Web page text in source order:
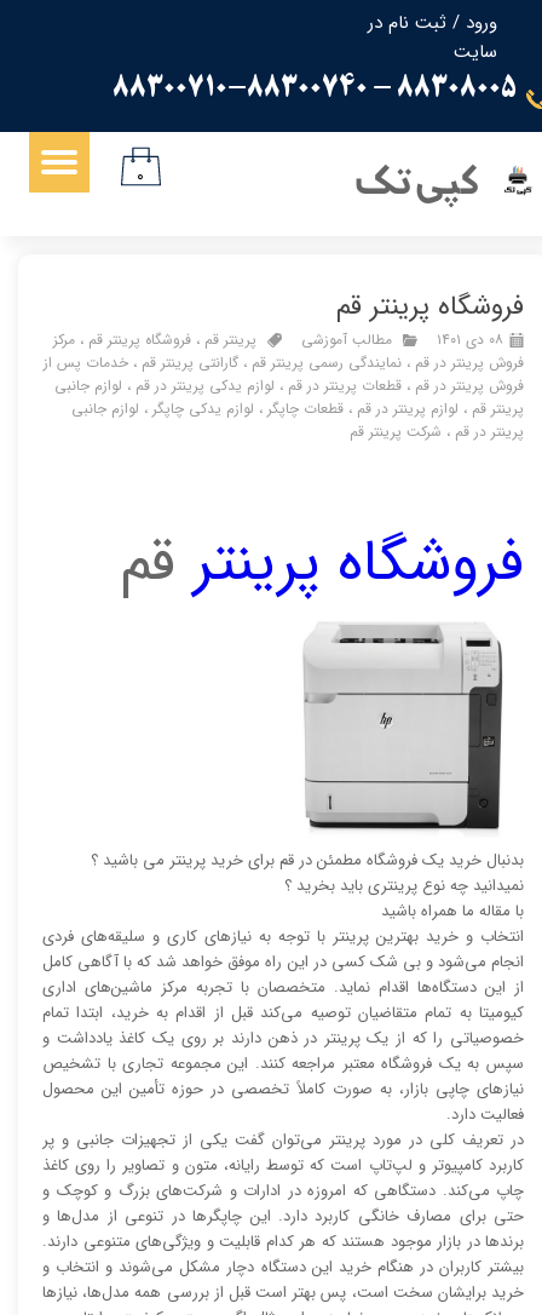
ورود / ثبت نام در
سایت
حساب کاربری من
تغییر گذر واژه
سفارشات
88308005 - 88300710-88300740
کپی تک ۰
فروشگاه پرینتر قم
۰۸ دی ۱۴۰۱ مطالب آموزشی پرینتر قم ، فروشگاه پرینتر قم ، مرکز
فروش پرینتر در قم ، نمایندگی رسمی پرینتر قم ، گارانتی پرینتر قم ، خدمات پس از
فروش پرینتر در قم ، قطعات پرینتر در قم ، لوازم یدکی پرینتر در قم ، لوازم جانبی
پرینتر قم ، لوازم پرینتر در قم ، قطعات چاپگر ، لوازم یدکی چاپگر ، لوازم جانبی
پرینتر در قم ، شرکت پرینتر قم
فروشگاه پرینتر قم
بدنبال خرید یک فروشگاه مطمئن در قم برای خرید پرینتر می باشید ؟
نمیدانید چه نوع پرینتری باید بخرید ؟
با مقاله ما همراه باشید
انتخاب و خرید بهترین پرینتر با توجه به نیاز‌‌های کاری و سلیقه‌های فردی
انجام می‌شود و بی شک کسی در این راه موفق خواهد شد که با آگاهی کامل
از این دستگاه‌ها اقدام نماید. متخصصان با تجربه مرکز ماشین‌های اداری
کیومیتا به تمام متقاضیان توصیه می‌کند قبل از اقدام به خرید، ابتدا تمام
خصوصیاتی را که از یک پرینتر در ذهن دارند بر روی یک کاغذ یادداشت و
سپس به یک فروشگاه معتبر مراجعه کنند. این مجموعه تجاری با تشخیص
نیاز‌‌های چاپی بازار، به صورت کاملاً تخصصی در حوزه تأمین این محصول
فعالیت دارد.
در تعریف کلی در مورد پرینتر می‌توان گفت یکی از تجهیزات جانبی و پر
کاربرد کامپیوتر و لپ‌تاپ است که توسط رایانه، متون و تصاویر را روی کاغذ
چاپ می‌کند. دستگاهی که امروزه در ادارات و شرکت‌های بزرگ و کوچک و
حتی برای مصارف خانگی کاربرد دارد. این چاپگر‌ها در تنوعی از مدل‌ها و
برند‌ها در بازار موجود هستند که هر کدام قابلیت و ویژگی‌های متنوعی دارند.
بیشتر کاربران در هنگام خرید این دستگاه دچار مشکل می‌شوند و انتخاب و
خرید برایشان سخت است، پس بهتر است قبل از بررسی همه مدل‌ها، نیاز‌ها